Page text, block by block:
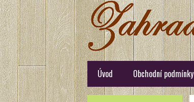
Úvod Obchodní podmínky